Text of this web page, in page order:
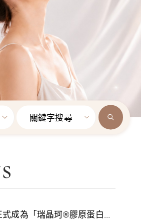
關鍵字搜尋
成為「瑞晶珂®膠原蛋白植